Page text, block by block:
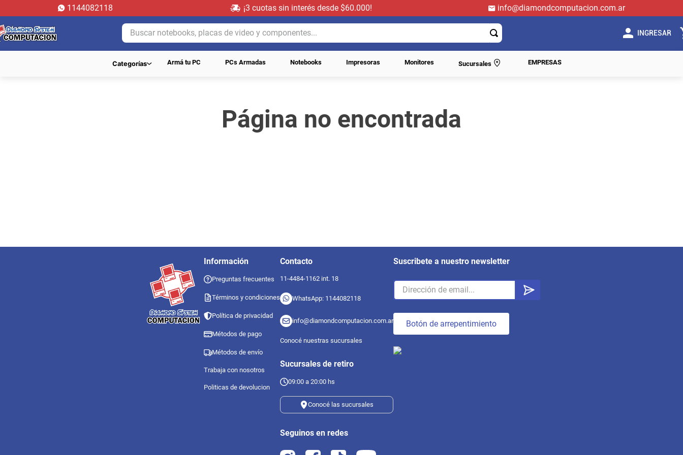
1144082118 ¡3 cuotas sin interés desde $60.000!
info@diamondcomputacion.com.ar
Buscar notebooks, placas de video y componentes...
INGRESAR
Categorías Armá tu PC PCs Armadas Notebooks Impresoras Monitores Sucursales EMPRESAS
Página no encontrada
Información
Preguntas frecuentes
Términos y condiciones
Política de privacidad
Métodos de pago
Métodos de envío
Trabaja con nosotros
Politicas de devolucion
Contacto
11-4484-1162 int. 18
WhatsApp: 1144082118
info@diamondcomputacion.com.ar
Conocé nuestras sucursales
Sucursales de retiro
09:00 a 20:00 hs
Conocé las sucursales
Seguinos en redes
Suscribete a nuestro newsletter
Botón de arrepentimiento